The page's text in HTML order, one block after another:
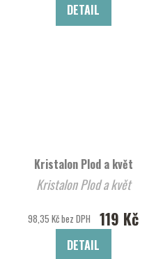
DETAIL
Kristalon Plod a květ
Kristalon Plod a květ
98,35 Kč bez DPH 119 Kč
DETAIL